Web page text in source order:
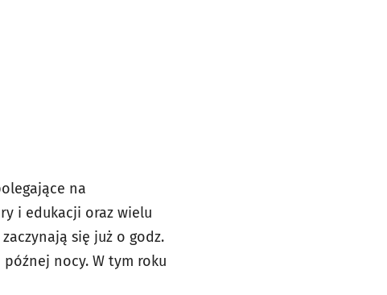
na
i edukacji oraz wielu
się już o godz.
nocy. W tym roku